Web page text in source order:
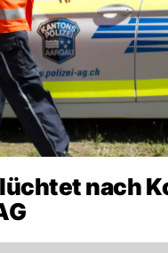
nach